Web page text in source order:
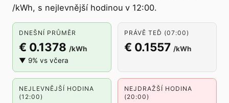
/kWh, s nejlevnější hodinou v 12:00.
DNEŠNÍ PRŮMĚR
€ 0.1378 /kWh
▼ 9% vs včera
PRÁVĚ TEĎ (07:00)
€ 0.1557 /kWh
NEJLEVNĚJŠÍ HODINA
(12:00)
NEJDRAŽŠÍ HODINA
(20:00)